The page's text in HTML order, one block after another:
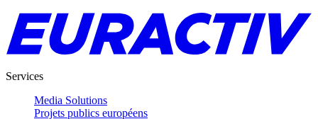
Services
Media Solutions
Projets publics européens